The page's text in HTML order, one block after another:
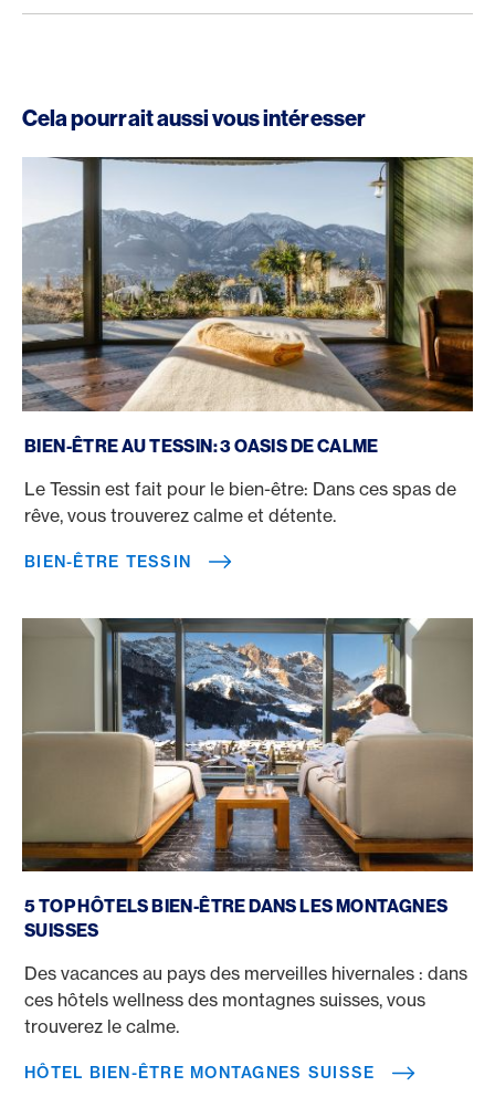
Cela pourrait aussi vous intéresser
BIEN-ÊTRE AU TESSIN: 3 OASIS DE CALME
Le Tessin est fait pour le bien-être: Dans ces spas de
rêve, vous trouverez calme et détente.
BIEN-ÊTRE TESSIN
5 TOP HÔTELS BIEN-ÊTRE DANS LES MONTAGNES
SUISSES
Des vacances au pays des merveilles hivernales : dans
ces hôtels wellness des montagnes suisses, vous
trouverez le calme.
HÔTEL BIEN-ÊTRE MONTAGNES SUISSE